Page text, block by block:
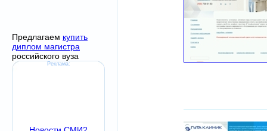
Предлагаем купить
диплом магистра
российского вуза
Реклама: